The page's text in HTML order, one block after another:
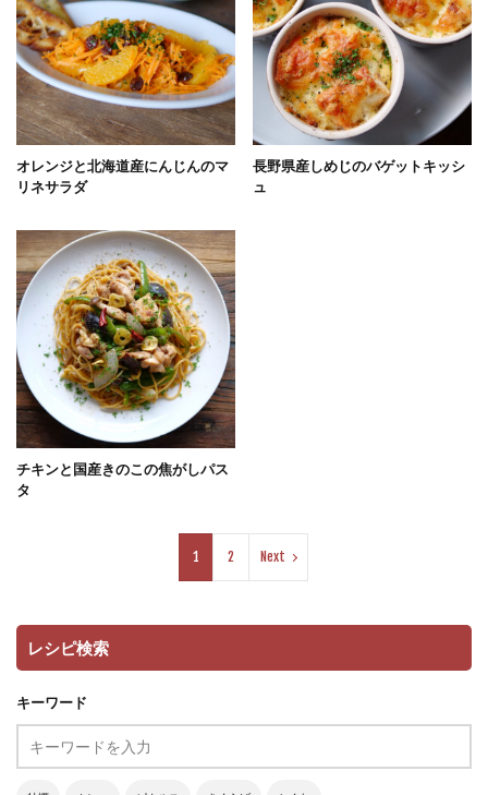
オレンジと北海道産にんじんのマ
リネサラダ
長野県産しめじのバゲットキッシ
ュ
チキンと国産きのこの焦がしパス
タ
1 2 Next
レシピ検索
キーワード